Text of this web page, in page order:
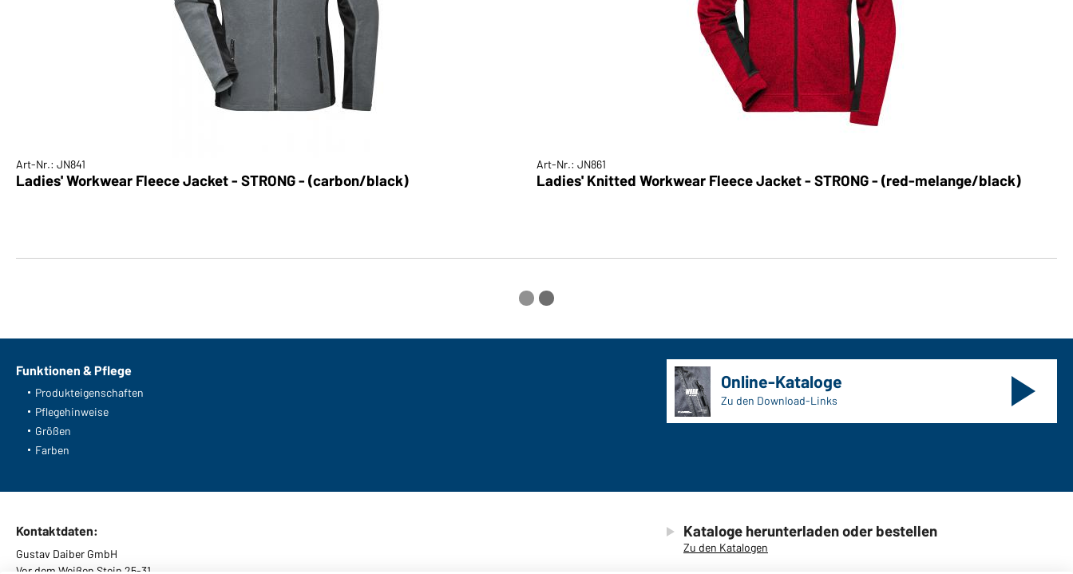
Art-Nr.: JN841
Ladies' Workwear Fleece Jacket - STRONG - (carbon/black)
Art-Nr.: JN861
Ladies' Knitted Workwear Fleece Jacket - STRONG - (red-melange/black)
Funktionen & Pflege
Produkteigenschaften
Pflegehinweise
Größen
Farben
Online-Kataloge
Zu den Download-Links
Kontaktdaten:
Gustav Daiber GmbH
Vor dem Weißen Stein 25-31
Kataloge herunterladen oder bestellen
Zu den Katalogen